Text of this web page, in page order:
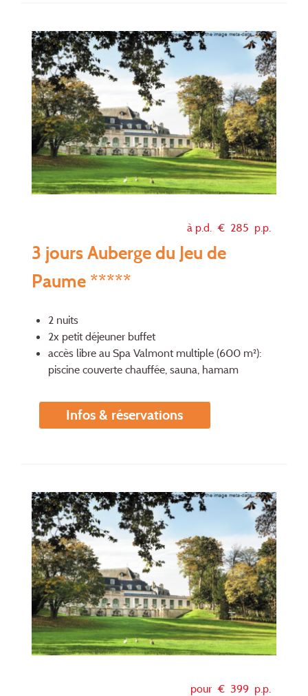
à p.d. € 285 p.p.
3 jours Auberge du Jeu de
Paume *****
2 nuits
2x petit déjeuner buffet
accès libre au Spa Valmont multiple (600 m²):
piscine couverte chauffée, sauna, hamam
Infos & réservations
pour € 399 p.p.